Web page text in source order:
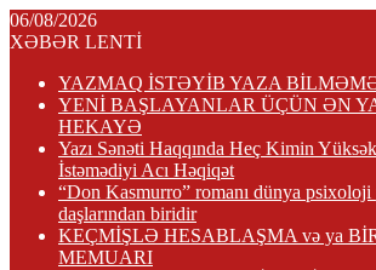
06/08/2026
XƏBƏR LENTİ
YAZMAQ İSTƏYİB YAZA
YENİ BAŞLAYANLAR ÜÇÜN ƏN
HEKAYƏ
Yazı Sənəti Haqqında Heç Kimin
İstəmədiyi Acı Həqiqət
“Don Kasmurro” romanı dünya psixoloji
daşlarından biridir
KEÇMİŞLƏ HESABLAŞMA və ya
MEMUARI